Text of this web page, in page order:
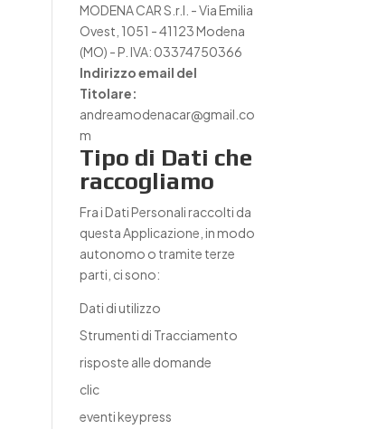
MODENA CAR S.r.l. - Via Emilia
Ovest, 1051 - 41123 Modena
(MO) - P. IVA: 03374750366
Indirizzo email del
Titolare:
andreamodenacar@gmail.co
m
Tipo di Dati che
raccogliamo
Fra i Dati Personali raccolti da
questa Applicazione, in modo
autonomo o tramite terze
parti, ci sono:
Dati di utilizzo
Strumenti di Tracciamento
risposte alle domande
clic
eventi keypress